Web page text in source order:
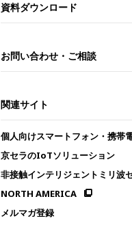
資料ダウンロード
お問い合わせ・ご相談
関連サイト
個人向けスマートフォン・携帯
京セラのIoTソリューション
非接触インテリジェントミリ波
NORTH AMERICA
メルマガ登録